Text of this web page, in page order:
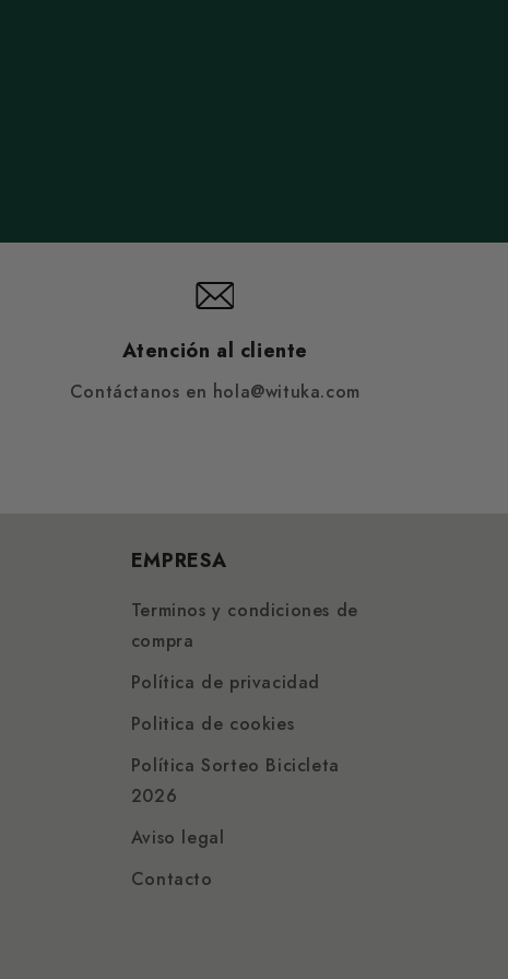
Atención al cliente
Contáctanos en hola@wituka.com
EMPRESA
Terminos y condiciones de
compra
Política de privacidad
Politica de cookies
Política Sorteo Bicicleta
2026
Aviso legal
Contacto